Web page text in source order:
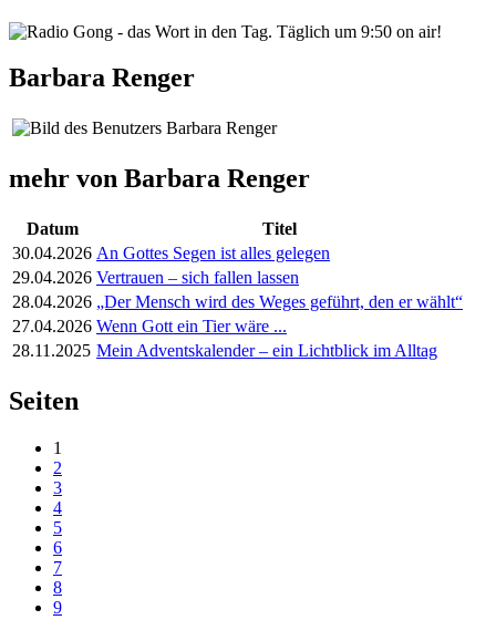
Barbara Renger
mehr von Barbara Renger
Datum
Titel
30.04.2026 An Gottes Segen ist alles gelegen
29.04.2026 Vertrauen – sich fallen lassen
28.04.2026 „Der Mensch wird des Weges geführt, den er wählt“
27.04.2026 Wenn Gott ein Tier wäre ...
28.11.2025 Mein Adventskalender – ein Lichtblick im Alltag
Seiten
1
2
3
4
5
6
7
8
9